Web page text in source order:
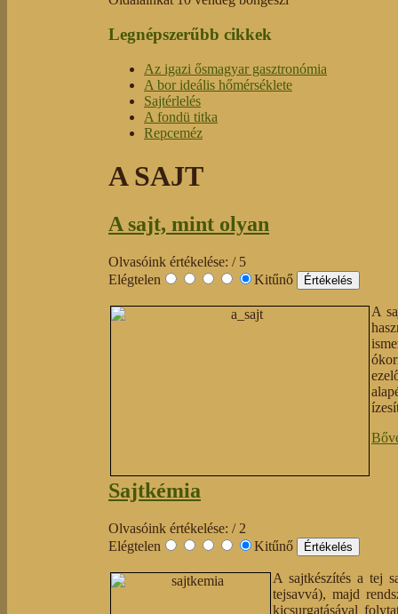
Legnépszerűbb cikkek
Az igazi ősmagyar gasztronómia
A bor ideális hőmérséklete
Sajtérlelés
A fondü titka
Repceméz
A SAJT
A sajt, mint olyan
Olvasóink értékelése: / 5
Elégtelen
Kitűnő
A
Sajtkémia
Olvasóink értékelése: / 2
Elégtelen
Kitűnő
A sajtkészítés a tej
tejsavvá), majd
kicsurgatásával